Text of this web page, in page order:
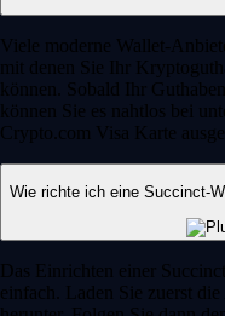
Viele moderne Wallet-
mit denen Sie Ihr
können. Sobald Ihr
können Sie es nahtlos bei
Crypto.com Visa Karte
Wie richte ich eine Succinct-
Das Einrichten einer
einfach. Laden Sie zuerst